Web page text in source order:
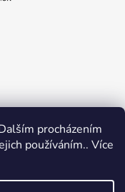
procházením
používáním.. Více